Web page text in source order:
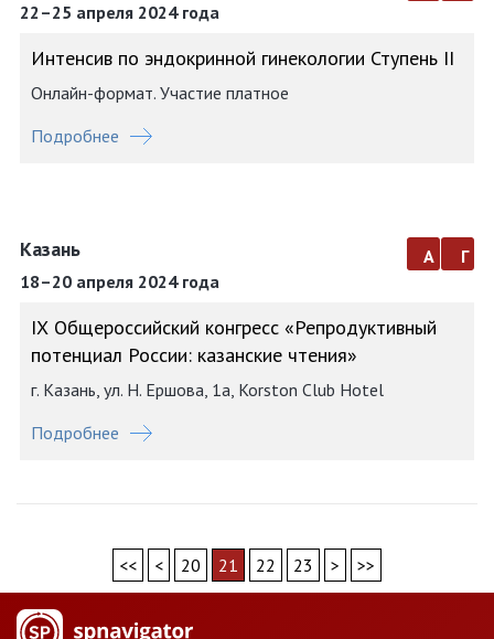
22–25 апреля 2024 года
Интенсив по эндокринной гинекологии Ступень II
Онлайн-формат. Участие платное
Подробнее
Казань
18–20 апреля 2024 года
а г
IХ Общероссийский конгресс «Репродуктивный
потенциал России: казанские чтения»
г. Казань, ул. Н. Ершова, 1а, Korston Club Hotel
Подробнее
<< < 20 21 22 23 > >>